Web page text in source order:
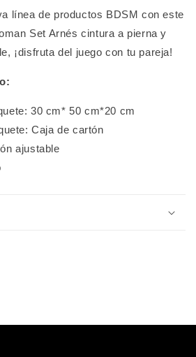
línea de productos BDSM con este
Set Arnés cintura a pierna y
¡disfruta del juego con tu pareja!
30 cm* 50 cm*20 cm
Caja de cartón
ajustable